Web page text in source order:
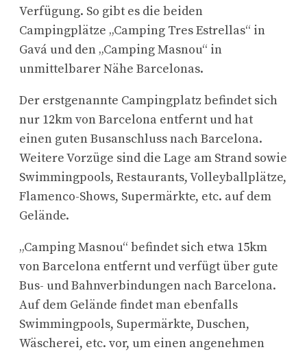
Verfügung. So gibt es die beiden
Campingplätze „Camping Tres Estrellas“ in
Gavá und den „Camping Masnou“ in
unmittelbarer Nähe Barcelonas.
Der erstgenannte Campingplatz befindet sich
nur 12km von Barcelona entfernt und hat
einen guten Busanschluss nach Barcelona.
Weitere Vorzüge sind die Lage am Strand sowie
Swimmingpools, Restaurants, Volleyballplätze,
Flamenco-Shows, Supermärkte, etc. auf dem
Gelände.
„Camping Masnou“ befindet sich etwa 15km
von Barcelona entfernt und verfügt über gute
Bus- und Bahnverbindungen nach Barcelona.
Auf dem Gelände findet man ebenfalls
Swimmingpools, Supermärkte, Duschen,
Wäscherei, etc. vor, um einen angenehmen